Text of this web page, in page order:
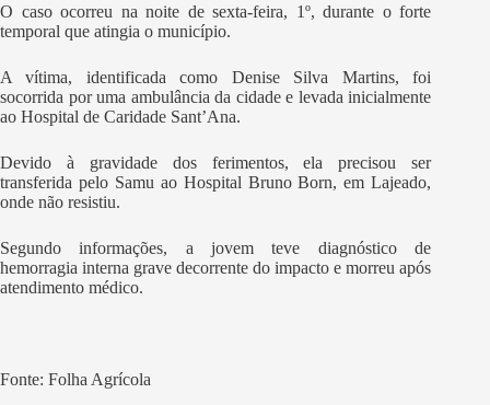
O caso ocorreu na noite de sexta-feira, 1º, durante o forte
temporal que atingia o município.
A vítima, identificada como Denise Silva Martins, foi
socorrida por uma ambulância da cidade e levada inicialmente
ao Hospital de Caridade Sant’Ana.
Devido à gravidade dos ferimentos, ela precisou ser
transferida pelo Samu ao Hospital Bruno Born, em Lajeado,
onde não resistiu.
Segundo informações, a jovem teve diagnóstico de
hemorragia interna grave decorrente do impacto e morreu após
atendimento médico.
Fonte: Folha Agrícola